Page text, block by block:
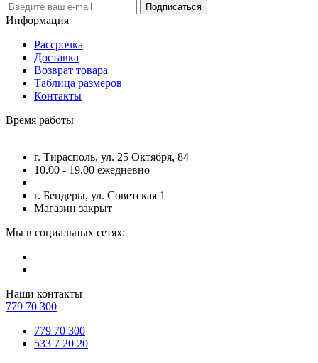
Подписаться
Информация
Рассрочка
Доставка
Возврат товара
Таблица размеров
Контакты
Время работы
г. Тирасполь, ул. 25 Октября, 84
10.00 - 19.00 ежедневно
г. Бендеры, ул. Советская 1
Магазин закрыт
Мы в социальных сетях:
Наши контакты
779 70 300
779 70 300
533 7 20 20